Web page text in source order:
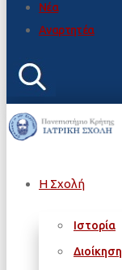
Νέα
Αναρτητέα
Η Σχολή
Ιστορία
Διοίκηση